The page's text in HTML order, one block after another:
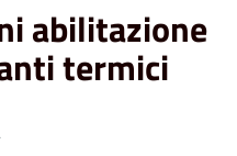
abilitazione
termici